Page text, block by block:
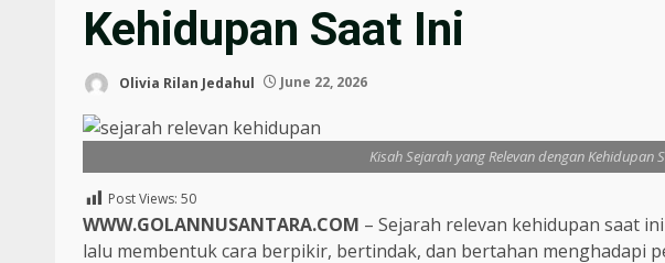
Kehidupan Saat Ini
Olivia Rilan Jedahul June 22, 2026
Kisah Sejarah yang Relevan dengan Kehidupan
Post Views: 50
WWW.GOLANNUSANTARA.COM – Sejarah relevan kehidupan saat
lalu membentuk cara berpikir, bertindak, dan bertahan menghadapi